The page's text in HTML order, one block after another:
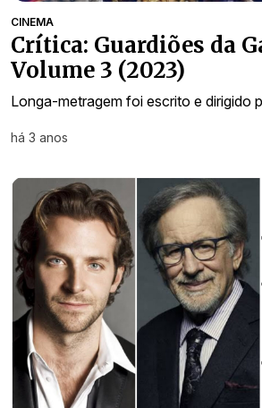
CINEMA
Crítica: Guardiões da
Volume 3 (2023)
Longa-metragem foi escrito e dirigido
há 3 anos